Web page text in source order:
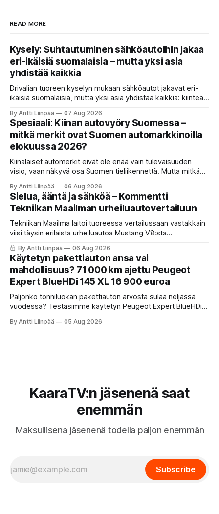
READ MORE
Kysely: Suhtautuminen sähköautoihin jakaa
eri-ikäisiä suomalaisia – mutta yksi asia
yhdistää kaikkia
Drivalian tuoreen kyselyn mukaan sähköautot jakavat eri-
ikäisiä suomalaisia, mutta yksi asia yhdistää kaikkia: kiinteät
valittaessa.
By Antti Liinpää 07 Aug 2026
Spesiaali: Kiinan autovyöry Suomessa –
mitkä merkit ovat Suomen automarkkinoilla
elokuussa 2026?
Kiinalaiset automerkit eivät ole enää vain tulevaisuuden
visio, vaan näkyvä osa Suomen tieliikennettä. Mutta mitkä
pakettiautoihin ja mitä syksyn 2026 uutuuksilta sopii
odottaa? Katso kattava katsaus maamme tarjontaan ja
ostajan tärkeimpiin vinkkeihin!
By Antti Liinpää 06 Aug 2026
Sielua, ääntä ja sähköä – Kommentti
Tekniikan Maailman urheiluautovertailuun
Tekniikan Maailma laitoi tuoreessa vertailussaan vastakkain
viisi täysin erilaista urheiluautoa Mustang V8:sta
täyssähköiseen Hyundai Ioniq 6 N:ään. KaaraTV otti lehden
käteen ja pani autot omaan paremmuusjärjestykseen
fiiliksen, käytettävyyden ja hinta-laatusuhteen perusteella.
By Antti Liinpää 06 Aug 2026
Käytetyn pakettiauton ansa vai
mahdollisuus? 71 000 km ajettu Peugeot
Expert BlueHDi 145 XL 16 900 euroa
Paljonko tonniluokan pakettiauton arvosta sulaa neljässä
vuodessa? Testasimme käytetyn Peugeot Expert BlueHDi
16 900 €. Perkaamme auton taustat, varusteet, ajo-
By Antti Liinpää 05 Aug 2026
KaaraTV:n jäsenenä saat
enemmän
Maksullisena jäsenenä todella paljon enemmän
Subscribe